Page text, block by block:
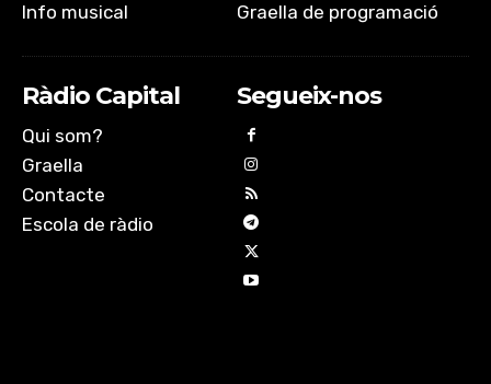
Info musical
Graella de programació
Ràdio Capital
Qui som?
Graella
Contacte
Escola de ràdio
Segueix-nos